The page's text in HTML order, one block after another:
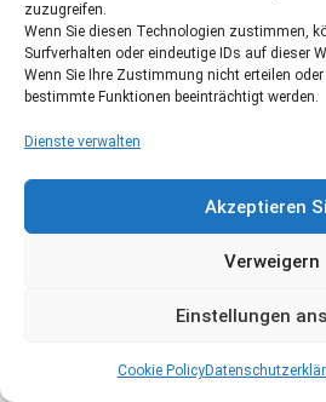
zuzugreifen.
Wenn Sie diesen Technologien zustimmen,
Surfverhalten oder eindeutige IDs auf dieser
Wenn Sie Ihre Zustimmung nicht erteilen
bestimmte Funktionen beeinträchtigt werden.
Dienste verwalten
Akzeptieren
Verweigern
Einstellungen
Cookie Policy